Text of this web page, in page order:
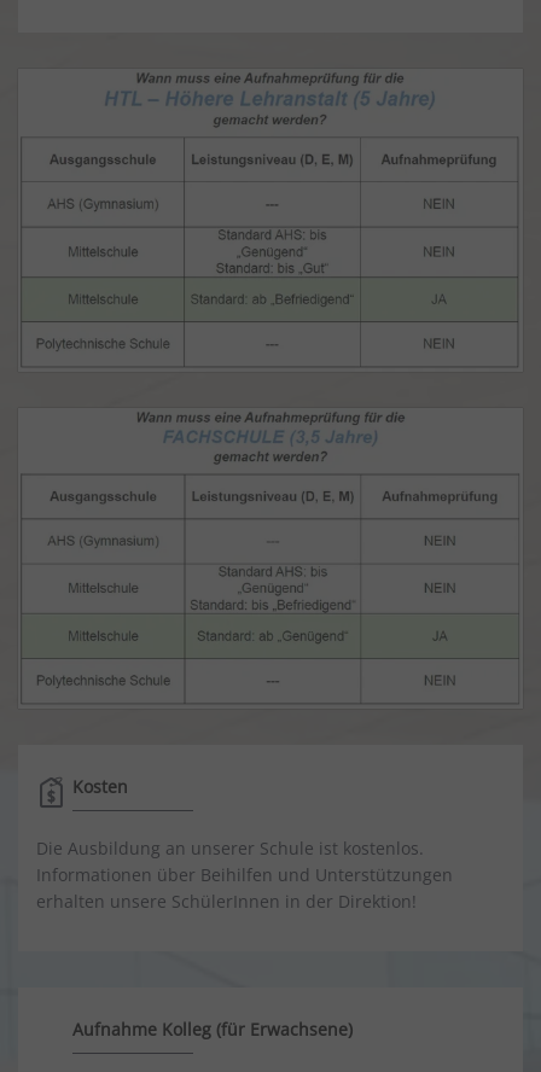
Kosten
Die Ausbildung an unserer Schule ist kostenlos.
Informationen über Beihilfen und Unterstützungen
erhalten unsere SchülerInnen in der Direktion!
Aufnahme Kolleg (für Erwachsene)